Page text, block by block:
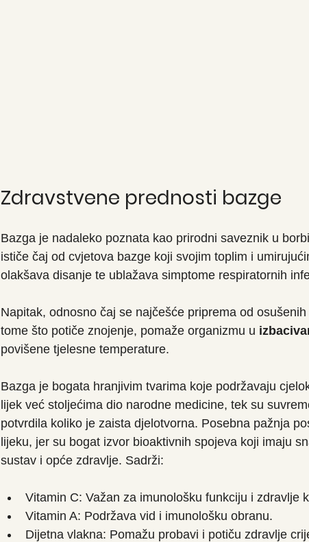
Zdravstvene prednosti bazge
Bazga je nadaleko poznata kao prirodni saveznik u
ističe čaj od cvjetova bazge koji svojim toplim i
olakšava disanje te ublažava simptome respiratornih
Napitak, odnosno čaj se najčešće priprema od
tome što potiče znojenje, pomaže organizmu u
povišene tjelesne temperature.
Bazga je bogata hranjivim tvarima koje podržavaju
lijek već stoljećima dio narodne medicine, tek su
potvrdila koliko je zaista djelotvorna. Posebna pažnja
lijeku, jer su bogat izvor bioaktivnih spojeva koji imaju
sustav i opće zdravlje. Sadrži:
Vitamin C: Važan za imunološku funkciju i zdravlje
Vitamin A: Podržava vid i imunološku obranu.
Dijetna vlakna: Pomažu probavi i potiču zdravlje